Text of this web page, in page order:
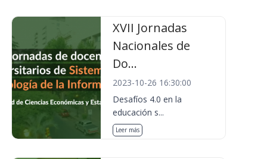
XVII Jornadas
Nacionales de
Do...
2023-10-26 16:30:00
Desafíos 4.0 en la
educación s...
Leer más